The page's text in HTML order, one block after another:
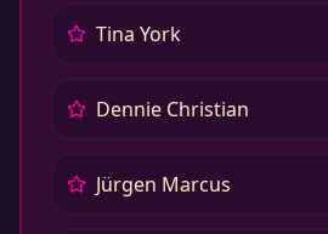
Tina York
Dennie Christian
Jürgen Marcus